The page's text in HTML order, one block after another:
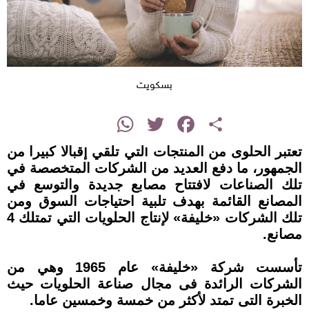
بسكويت
Share
Facebook
Twitter
WhatsApp
تعتبر الحلوى من المنتجات التي تلقي إقبالا كبيرا من
الجمهور، ما دفع العديد من الشركات المتخصصة في
تلك الصناعات لافتتاح مصابع جديدة والتوسع في
المصانع القائمة بهدف تلبية احتياجات السوق ومن
تلك الشركات «خليفة» لإنتاج الحلويات التي تمتلك 4
مصانع.
تأسست شركة «خليفة» عام 1965 وهي من
الشركات الرائدة فى مجال صناعة الحلويات حيث
الخبرة التى تمتد لأكثر من خمسة وخمسين عاما.